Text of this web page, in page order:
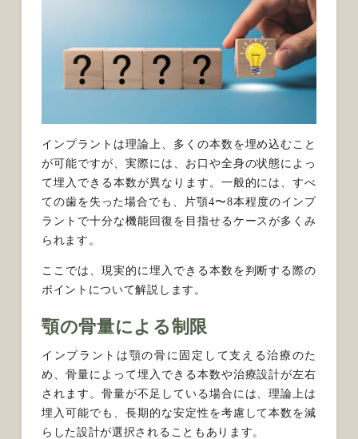
インプラントは理論上、多くの本数を埋め込むこと
が可能ですが、実際には、お口や全身の状態によっ
て埋入できる本数が異なります。一般的には、すべ
ての歯を失った場合でも、片顎4〜8本程度のインプ
ラントで十分な機能回復を目指せるケースが多くみ
られます。
ここでは、現実的に埋入できる本数を判断する際の
ポイントについて解説します。
顎の骨量による制限
インプラントは顎の骨に固定して支える治療のた
め、骨量によって埋入できる本数や治療設計が左右
されます。骨量が不足している場合には、理論上は
埋入可能でも、長期的な安定性を考慮して本数を減
らした設計が選択されることもあります。